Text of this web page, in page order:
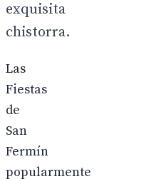
exquisita
chistorra.
Las
Fiestas
de
San
Fermín
popularmente